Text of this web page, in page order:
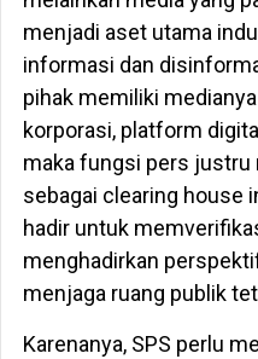
menjadi aset utama
informasi dan
pihak memiliki
korporasi, platform
maka fungsi pers
sebagai clearing house
hadir untuk
menghadirkan
menjaga ruang publik
Karenanya, SPS perlu